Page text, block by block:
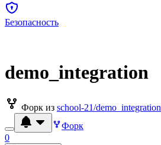
Безопасность
demo_integration
Форк из school-21/demo_integration
Форк
0